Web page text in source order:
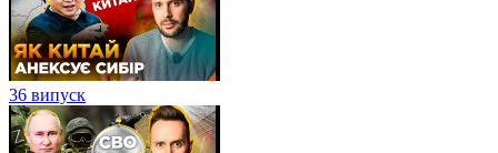
36 випуск